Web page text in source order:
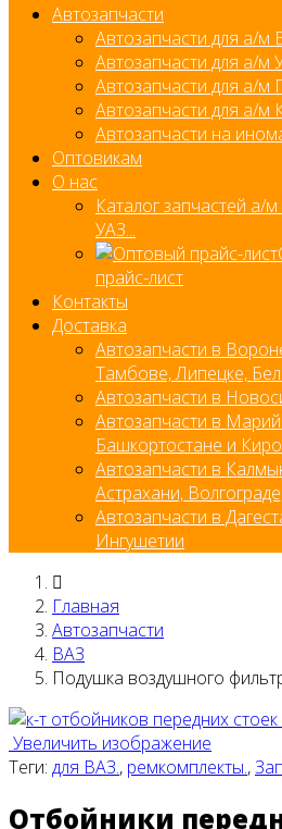
Автозапчасти
Автозапчасти для а/м
Автозапчасти для а/м
Автозапчасти для а/м
Автозапчасти для а/
Автозапчасти на
Оптовикам
О нас
Каталог запчастей а/
УАЗ...
прайс-лист
Контакты
Доставка
Автозапчасти в
Тамбове, Липецке,
Автозапчасти в
Автозапчасти в
Башкортостане и
Автозапчасти в
Астрахани,
Автозапчасти в
Ингушетии
Главная
Автозапчасти
ВАЗ
Подушка воздушного
Увеличить изображение
Теги: для ВАЗ., ремкомплекты.,
Отбойники